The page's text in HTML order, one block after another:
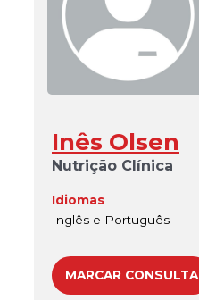
Inês Olsen
Nutrição Clínica
Idiomas
Inglês e Português
MARCAR CONSULTA